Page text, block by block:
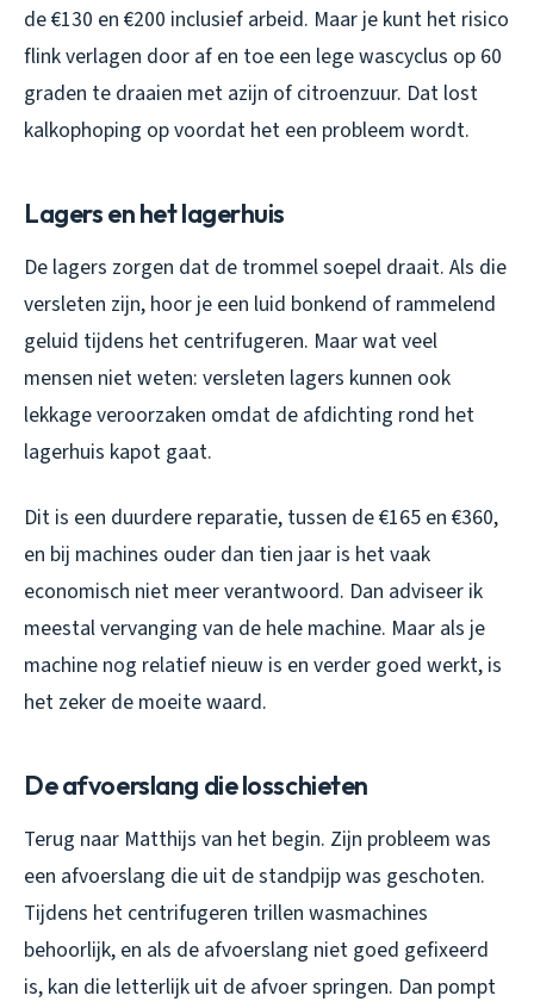
de €130 en €200 inclusief arbeid. Maar je kunt het risico
flink verlagen door af en toe een lege wascyclus op 60
graden te draaien met azijn of citroenzuur. Dat lost
kalkophoping op voordat het een probleem wordt.
Lagers en het lagerhuis
De lagers zorgen dat de trommel soepel draait. Als die
versleten zijn, hoor je een luid bonkend of rammelend
geluid tijdens het centrifugeren. Maar wat veel
mensen niet weten: versleten lagers kunnen ook
lekkage veroorzaken omdat de afdichting rond het
lagerhuis kapot gaat.
Dit is een duurdere reparatie, tussen de €165 en €360,
en bij machines ouder dan tien jaar is het vaak
economisch niet meer verantwoord. Dan adviseer ik
meestal vervanging van de hele machine. Maar als je
machine nog relatief nieuw is en verder goed werkt, is
het zeker de moeite waard.
De afvoerslang die losschieten
Terug naar Matthijs van het begin. Zijn probleem was
een afvoerslang die uit de standpijp was geschoten.
Tijdens het centrifugeren trillen wasmachines
behoorlijk, en als de afvoerslang niet goed gefixeerd
is, kan die letterlijk uit de afvoer springen. Dan pompt